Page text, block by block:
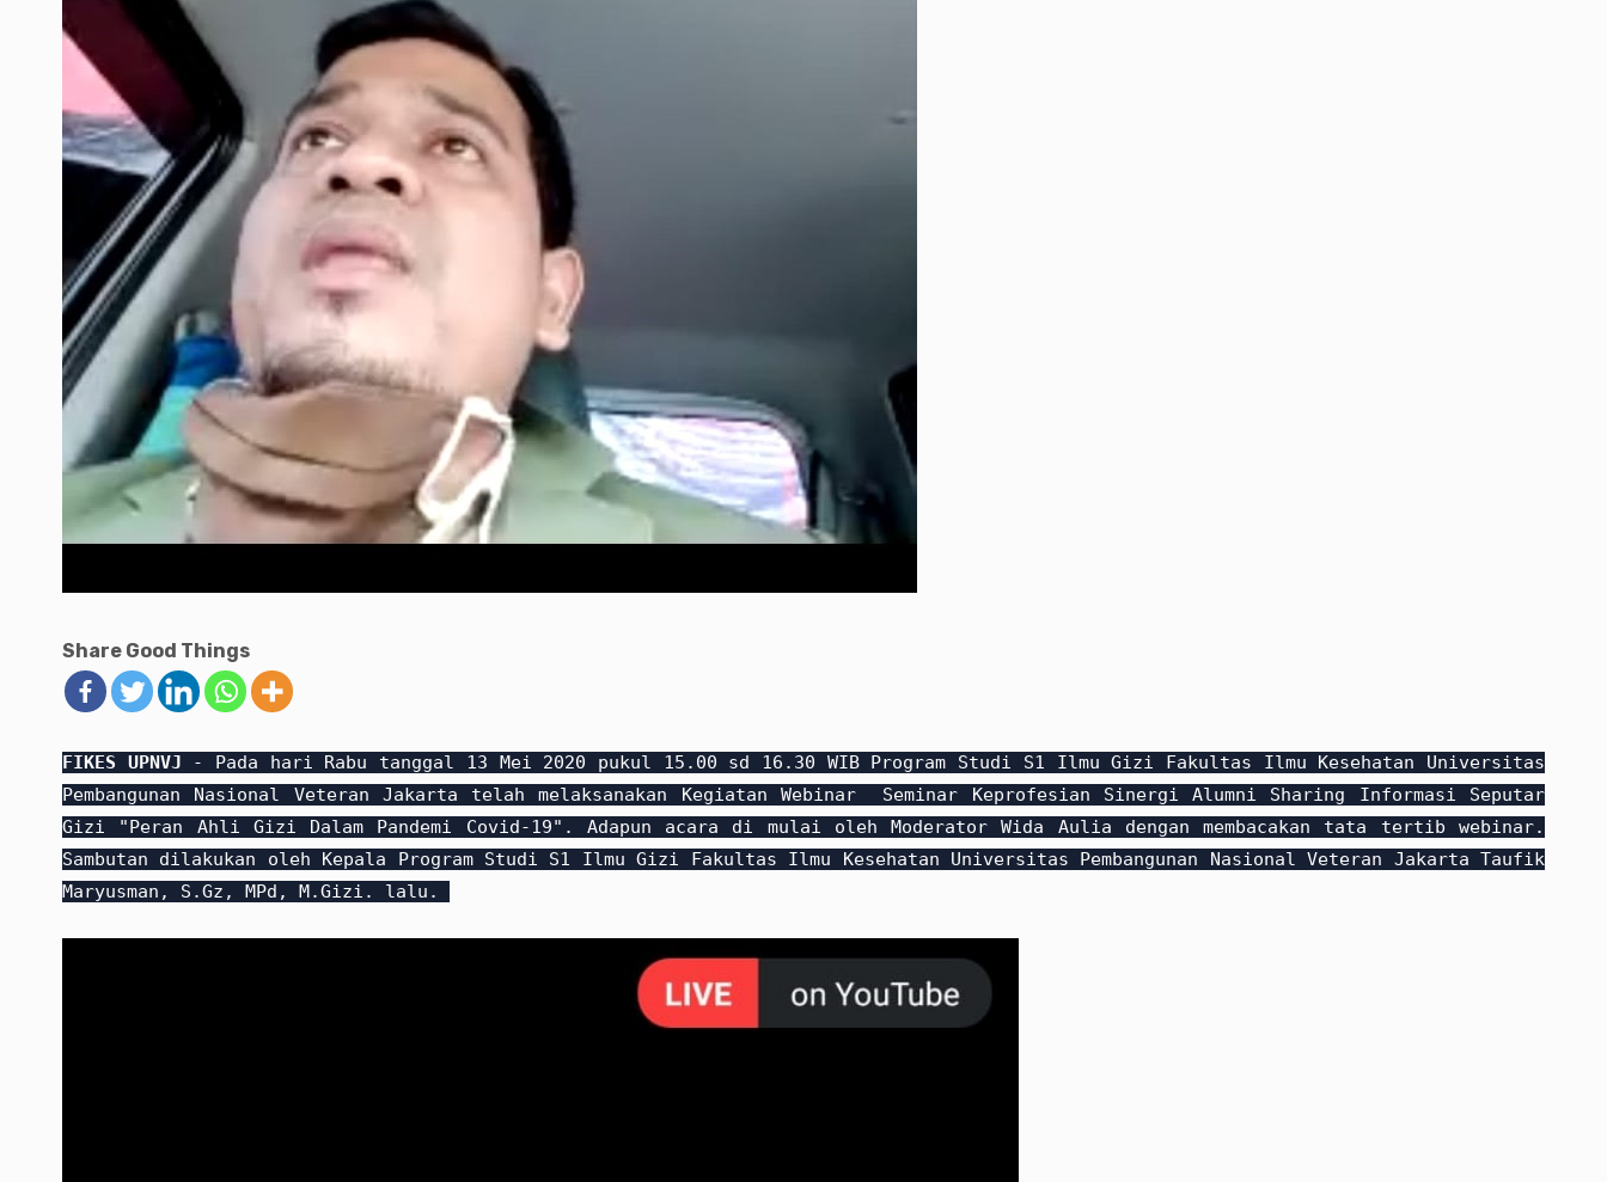
Share Good Things
FIKES UPNVJ - Pada hari Rabu tanggal 13 Mei 2020 pukul 15.00 sd 16.30 WIB Program Studi S1 Ilmu Gizi Fakultas Ilmu Kesehatan Universitas
Pembangunan Nasional Veteran Jakarta telah melaksanakan Kegiatan Webinar Seminar Keprofesian Sinergi Alumni Sharing Informasi Seputar
Gizi "Peran Ahli Gizi Dalam Pandemi Covid-19". Adapun acara di mulai oleh Moderator Wida Aulia dengan membacakan tata tertib webinar.
Sambutan dilakukan oleh Kepala Program Studi S1 Ilmu Gizi Fakultas Ilmu Kesehatan Universitas Pembangunan Nasional Veteran Jakarta Taufik
Maryusman, S.Gz, MPd, M.Gizi. lalu.